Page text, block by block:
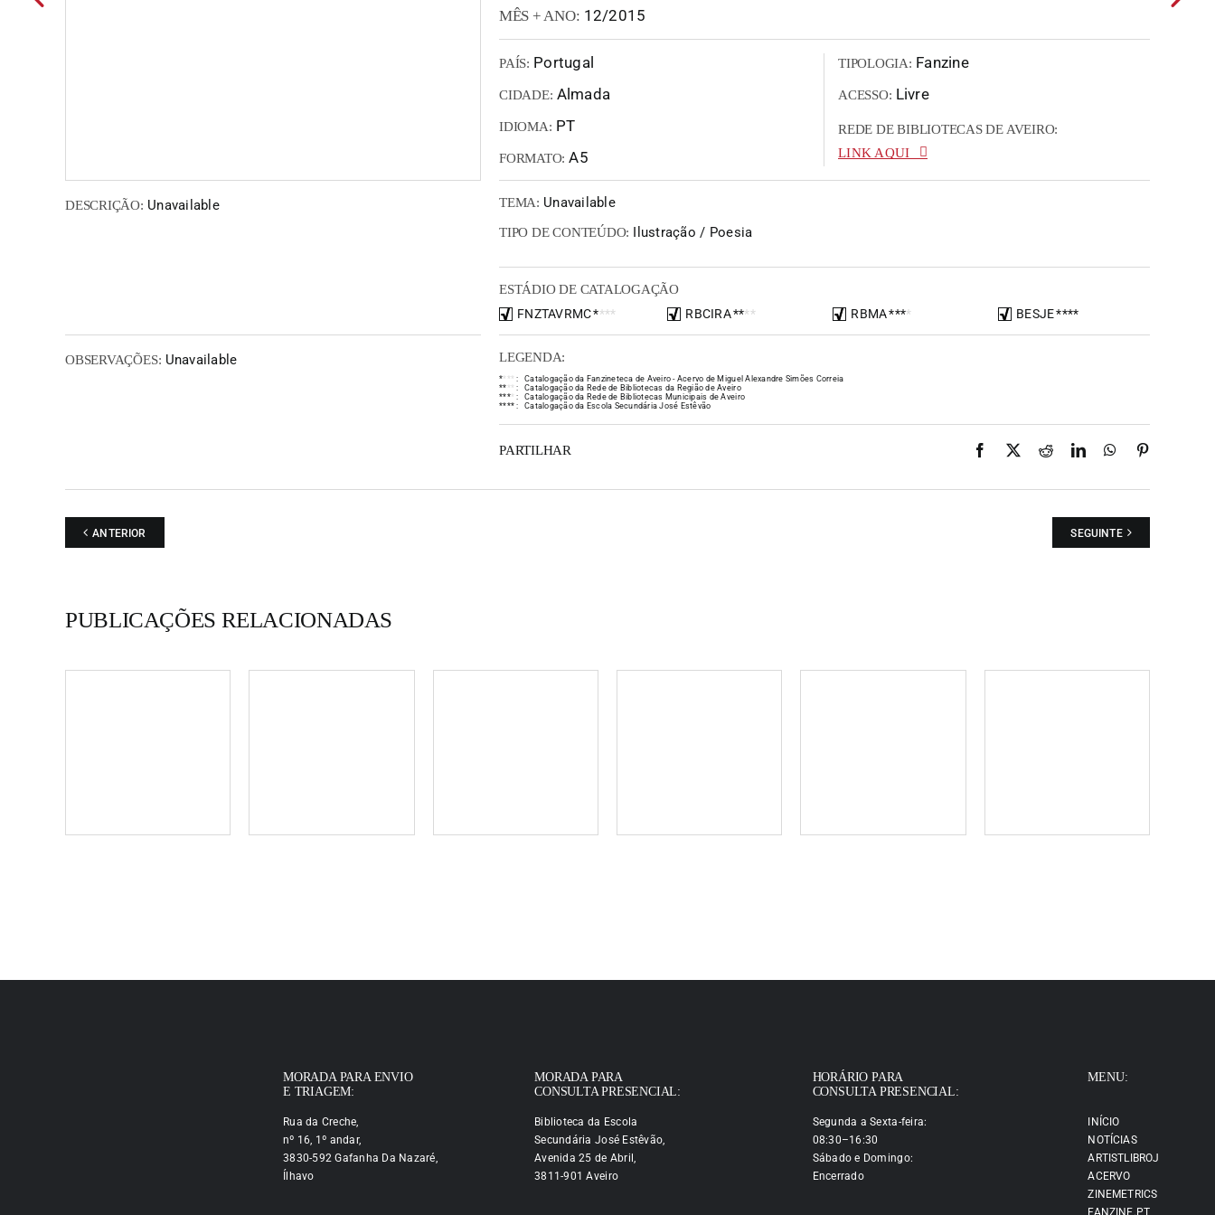
MÊS + ANO: 12/2015
PAÍS: Portugal
CIDADE: Almada
IDIOMA: PT
FORMATO: A5
TIPOLOGIA: Fanzine
ACESSO: Livre
REDE DE BIBLIOTECAS DE AVEIRO:
LINK AQUI
DESCRIÇÃO: Unavailable TEMA: Unavailable
TIPO DE CONTEÚDO: Ilustração / Poesia
ESTÁDIO DE CATALOGAÇÃO
FNZTAVRMC**** RBCIRA**** RBMA**** BESJE****
OBSERVAÇÕES: Unavailable LEGENDA:
** * * :
Catalogação da Fanzineteca de Aveiro - Acervo de Miguel Alexandre Simões Correia
** * * :
Catalogação da Rede de Bibliotecas da Região de Aveiro
**** :
Catalogação da Rede de Bibliotecas Municipais de Aveiro
**** : Catalogação da Escola Secundária José Estêvão
PARTILHAR Facebook
X RedditLinkedInWhatsApp
ANTERIOR SEGUINTE
PUBLICAÇÕES RELACIONADAS
MORADA PARA ENVIO
E TRIAGEM:
Rua da Creche,
nº 16, 1º andar,
3830-592 Gafanha Da Nazaré,
Ílhavo
MORADA PARA
CONSULTA PRESENCIAL:
Biblioteca da Escola
Secundária José Estêvão,
Avenida 25 de Abril,
3811-901 Aveiro
HORÁRIO PARA
CONSULTA PRESENCIAL:
Segunda a Sexta-feira:
08:30–16:30
Sábado e Domingo:
Encerrado
MENU:
INÍCIO
NOTÍCIAS
ARTISTLIBROJ
ACERVO
ZINEMETRICS